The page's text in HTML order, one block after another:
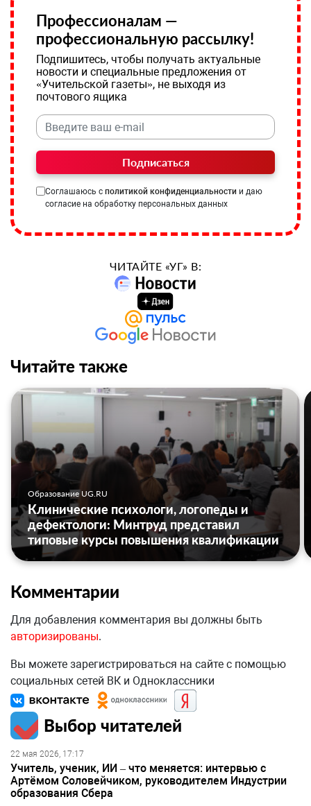
Профессионалам —
профессиональную рассылку!
Подпишитесь, чтобы получать актуальные
новости и специальные предложения от
«Учительской газеты», не выходя из
почтового ящика
Подписаться
Соглашаюсь с политикой конфиденциальности и даю
согласие на обработку персональных данных
ЧИТАЙТЕ «УГ» В:
Читайте также
Образование UG.RU
Клинические психологи, логопеды и
дефектологи: Минтруд представил
типовые курсы повышения квалификации
Комментарии
Для добавления комментария вы должны быть
авторизированы.
Вы можете зарегистрироваться на сайте с помощью
социальных сетей ВК и Одноклассники
Выбор читателей
22 мая 2026, 17:17
Учитель, ученик, ИИ – что меняется: интервью с
Артёмом Соловейчиком, руководителем Индустрии
образования Сбера